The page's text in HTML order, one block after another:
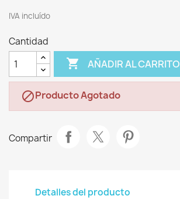
IVA incluído
Cantidad
 AÑADIR AL CARRITO
Producto Agotado
Compartir
Detalles del producto